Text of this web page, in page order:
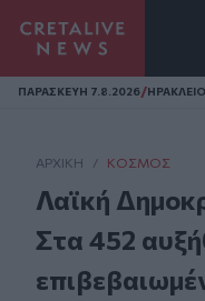
Homepage
ΠΑΡΑΣΚΕΥΗ 7.8.2026/ΗΡΑΚΛΕΙΟ
ΑΡΧΙΚΗ / ΚΌΣΜΟΣ
Λαϊκή
Στα 452